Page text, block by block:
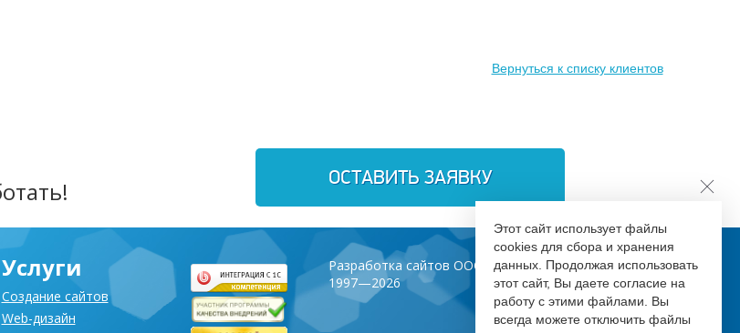
Вернуться к списку клиентов
ОСТАВИТЬ ЗАЯВКУ
Услуги
Создание сайтов
Web-дизайн
Разработка сайтов ООО «Инфодизайн»
1997—2026
Этот сайт использует файлы
cookies для сбора и хранения
данных. Продолжая использовать
этот сайт, Вы даете согласие на
работу с этими файлами. Вы
всегда можете отключить файлы